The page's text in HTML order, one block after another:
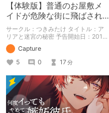
【体験版】普通のお屋敷メ
イドが危険な街に飛ばされ
て、不思議なダンジョン攻
略！【行動記録】
サークル：つきみたけ タイトル：ア
リアと迷宮の秘密 予告開始日：2019
年11月08日 作品販売日：2021年09
月04日 予告作品の体験版の内容を中
心に紹介しているまとめ記事です。
体験版の「ネタバレ」を含んだ内容を
まとめているので、苦手な方は注意し
て下さい。
Capture
5
0 17分